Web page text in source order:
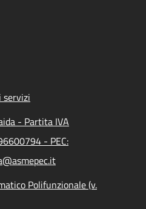
servizi
- Partita IVA
- PEC:
Polifunzionale (v.